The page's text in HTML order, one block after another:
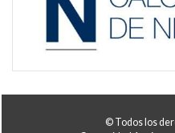
© Todos los